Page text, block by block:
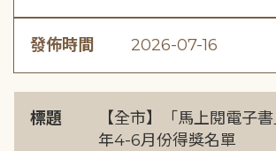
發佈時間 2026-07-16
標題
【全市】「馬上閱電子
年4-6月份得獎名單